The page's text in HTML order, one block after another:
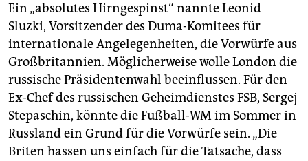
Ein „absolutes Hirngespinst“ nannte Leonid
Sluzki, Vorsitzender des Duma-Komitees für
internationale Angelegenheiten, die Vorwürfe aus
Großbritannien. Möglicherweise wolle London die
russische Präsidentenwahl beeinflussen. Für den
Ex-Chef des russischen Geheimdienstes FSB, Sergej
Stepaschin, könnte die Fußball-WM im Sommer in
Russland ein Grund für die Vorwürfe sein. „Die
Briten hassen uns einfach für die Tatsache, dass